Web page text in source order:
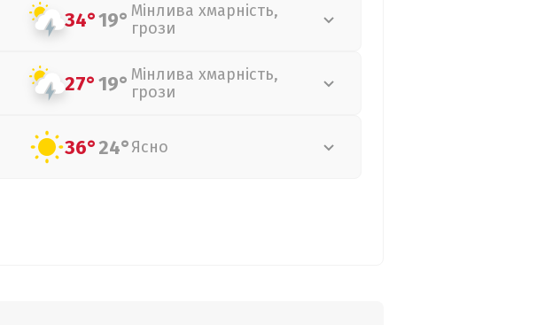
34°19° Мінлива хмарність,
грози
27°19° Мінлива хмарність,
грози
36°24°Ясно